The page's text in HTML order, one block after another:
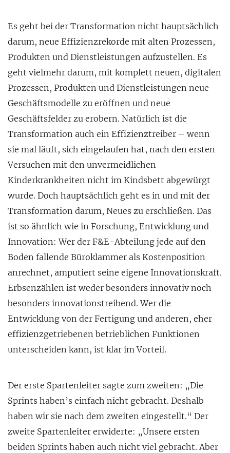
Es geht bei der Transformation nicht hauptsächlich
darum, neue Effizienzrekorde mit alten Prozessen,
Produkten und Dienstleistungen aufzustellen. Es
geht vielmehr darum, mit komplett neuen, digitalen
Prozessen, Produkten und Dienstleistungen neue
Geschäftsmodelle zu eröffnen und neue
Geschäftsfelder zu erobern. Natürlich ist die
Transformation auch ein Effizienztreiber – wenn
sie mal läuft, sich eingelaufen hat, nach den ersten
Versuchen mit den unvermeidlichen
Kinderkrankheiten nicht im Kindsbett abgewürgt
wurde. Doch hauptsächlich geht es in und mit der
Transformation darum, Neues zu erschließen. Das
ist so ähnlich wie in Forschung, Entwicklung und
Innovation: Wer der F&E-Abteilung jede auf den
Boden fallende Büroklammer als Kostenposition
anrechnet, amputiert seine eigene Innovationskraft.
Erbsenzählen ist weder besonders innovativ noch
besonders innovationstreibend. Wer die
Entwicklung von der Fertigung und anderen, eher
effizienzgetriebenen betrieblichen Funktionen
unterscheiden kann, ist klar im Vorteil.
Der erste Spartenleiter sagte zum zweiten: „Die
Sprints haben’s einfach nicht gebracht. Deshalb
haben wir sie nach dem zweiten eingestellt.“ Der
zweite Spartenleiter erwiderte: „Unsere ersten
beiden Sprints haben auch nicht viel gebracht. Aber